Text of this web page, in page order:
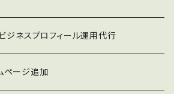
ジネスプロフィール運用代行
ページ追加